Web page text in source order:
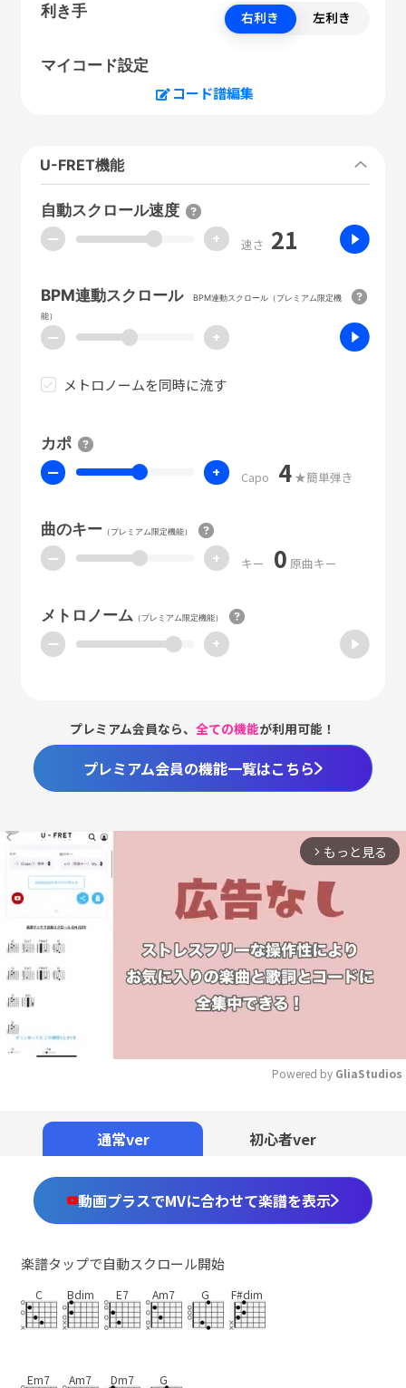
利き手 右利き 左利き
マイコード設定
コード譜編集
U-FRET機能
自動スクロール速度
ー + 速さ 21
BPM連動スクロール
BPM連動スクロール（プレミアム限定機
能）
ー +
メトロノームを同時に流す
カポ
ー + Capo 4 ★簡単弾き
曲のキー（プレミアム限定機能）
ー + キー 0 原曲キー
メトロノーム （プレミアム限定機能）
ー +
プレミアム会員なら、全ての機能が利用可能！
プレミアム会員の機能一覧はこちら
arrow_forward_ios もっと見る
Powered by GliaStudios
通常ver 初心者ver
動画プラスでMVに合わせて楽譜を表示
楽譜タップで自動スクロール開始
C Bdim E7 Am7 G F#dim
Em7 Am7 Dm7 G